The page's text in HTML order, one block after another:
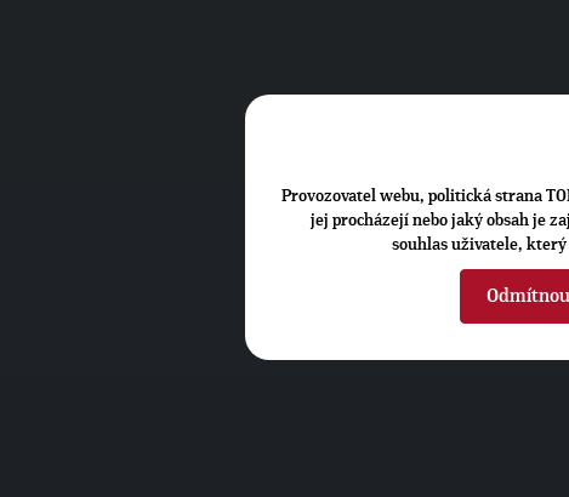
Provozovatel webu, politická strana
jej procházejí nebo jaký obsah je
souhlas uživatele,